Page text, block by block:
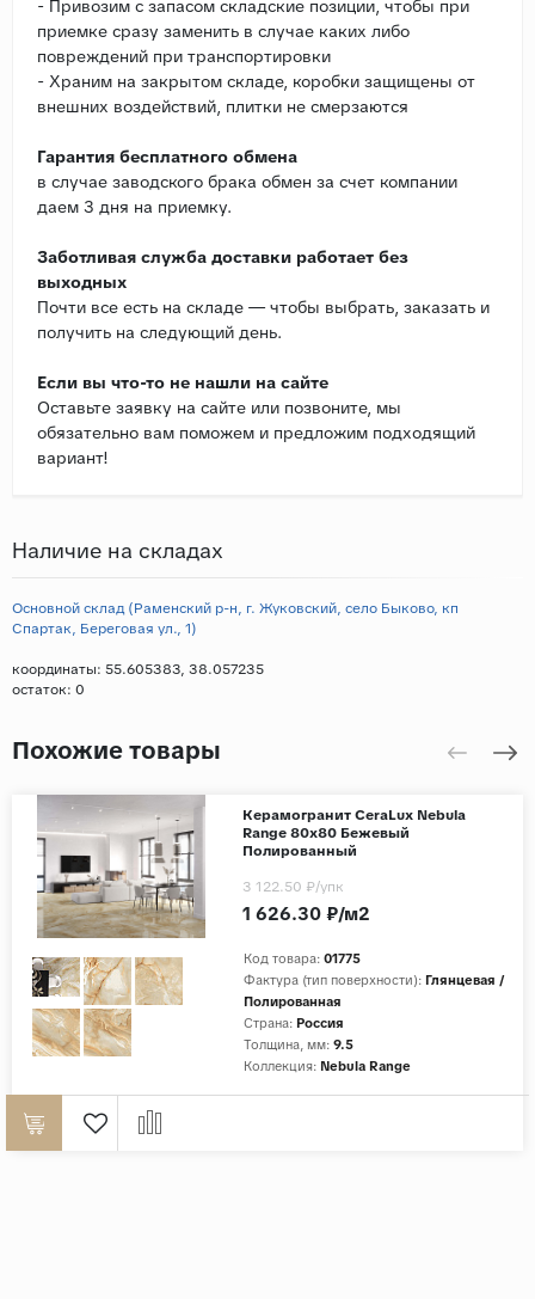
- Привозим с запасом складские позиции, чтобы при
приемке сразу заменить в случае каких либо
повреждений при транспортировки
- Храним на закрытом складе, коробки защищены от
внешних воздействий, плитки не смерзаются
Гарантия бесплатного обмена
в случае заводского брака обмен за счет компании
даем 3 дня на приемку.
Заботливая служба доставки работает без
выходных
Почти все есть на складе — чтобы выбрать, заказать и
получить на следующий день.
Если вы что-то не нашли на сайте
Оставьте заявку на сайте или позвоните, мы
обязательно вам поможем и предложим подходящий
вариант!
Наличие на складах
Основной склад (Раменский р-н, г. Жуковский, село Быково, кп
Спартак, Береговая ул., 1)
координаты: 55.605383, 38.057235
остаток: 0
Похожие товары
Керамогранит CeraLux Nebula
Range 80x80 Бежевый
Полированный
Код товара: 01775
Фактура (тип поверхности): Глянцевая /
Полированная
Страна: Россия
Толщина, мм: 9.5
Коллекция: Nebula Range
1 626.30 ₽/м2
3 122.50 ₽/упк